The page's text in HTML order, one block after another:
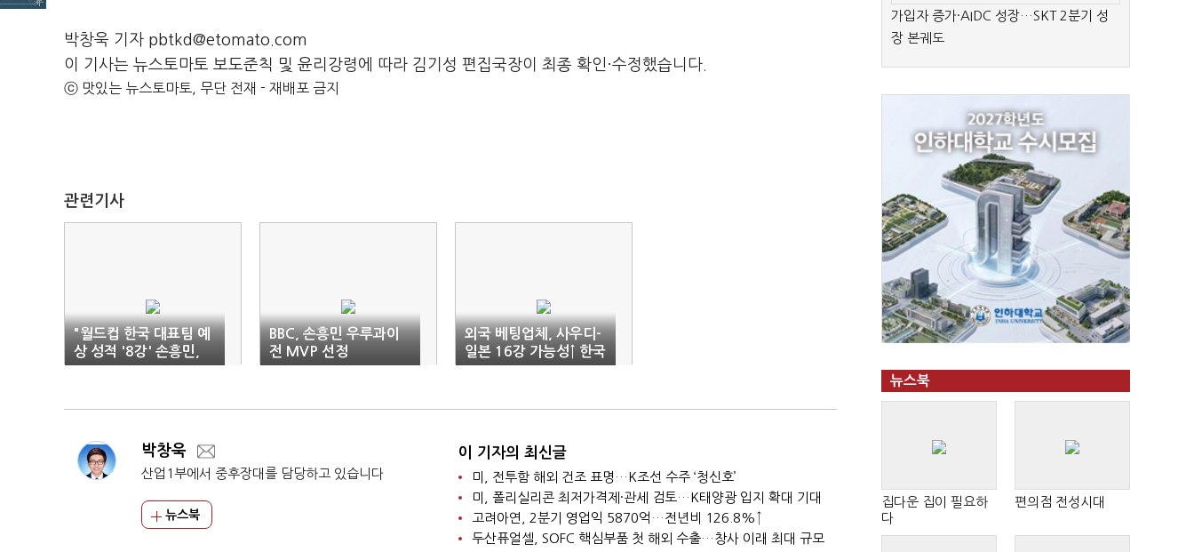
박창욱 기자 pbtkd@etomato.com
이 기사는 뉴스토마토 보도준칙 및 윤리강령에 따라 김기성 편집국장이 최종 확인·수정했습니다.
ⓒ 맛있는 뉴스토마토, 무단 전재 - 재배포 금지
관련기사
"월드컵 한국 대표팀 예
상 성적 '8강' 손흥민,
첫 골 기록할 듯"
BBC, 손흥민 우루과이
전 MVP 선정
외국 베팅업체, 사우디-
일본 16강 가능성↑ 한국
은?
박창욱
산업1부에서 중후장대를 담당하고 있습니다
뉴스북
이 기자의 최신글
미, 전투함 해외 건조 표명…K조선 수주 ‘청신호’
미, 폴리실리콘 최저가격제·관세 검토…K태양광 입지 확대 기대
고려아연, 2분기 영업익 5870억…전년비 126.8%↑
두산퓨얼셀, SOFC 핵심부품 첫 해외 수출…창사 이래 최대 규모
가입자 증가·AIDC 성장…SKT 2분기 성
장 본궤도
뉴스북
집다운 집이 필요하
다
편의점 전성시대